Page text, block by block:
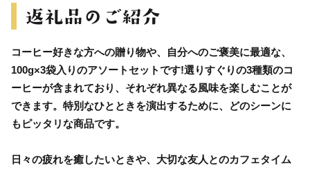
コーヒー好きな方への贈り物や、自分へのご褒美に最適な、
100g×3袋入りのアソートセットです!選りすぐりの3種類のコ
ーヒーが含まれており、それぞれ異なる風味を楽しむことが
できます。特別なひとときを演出するために、どのシーンに
もピッタリな商品です。
日々の疲れを癒したいときや、大切な友人とのカフェタイム